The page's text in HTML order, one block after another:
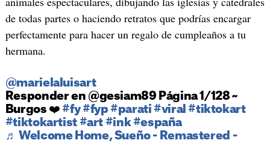
de todas partes o haciendo retratos que podrías encargar
perfectamente para hacer un regalo de cumpleaños a tu
hermana.
@marielaluisart
Responder en @gesiam89 Página 1/128 ~
Burgos ❤️ #fy #fyp #parati #viral #tiktokart
#tiktokartist #art #ink #españa
♬ Welcome Home, Sueño - Remastered -